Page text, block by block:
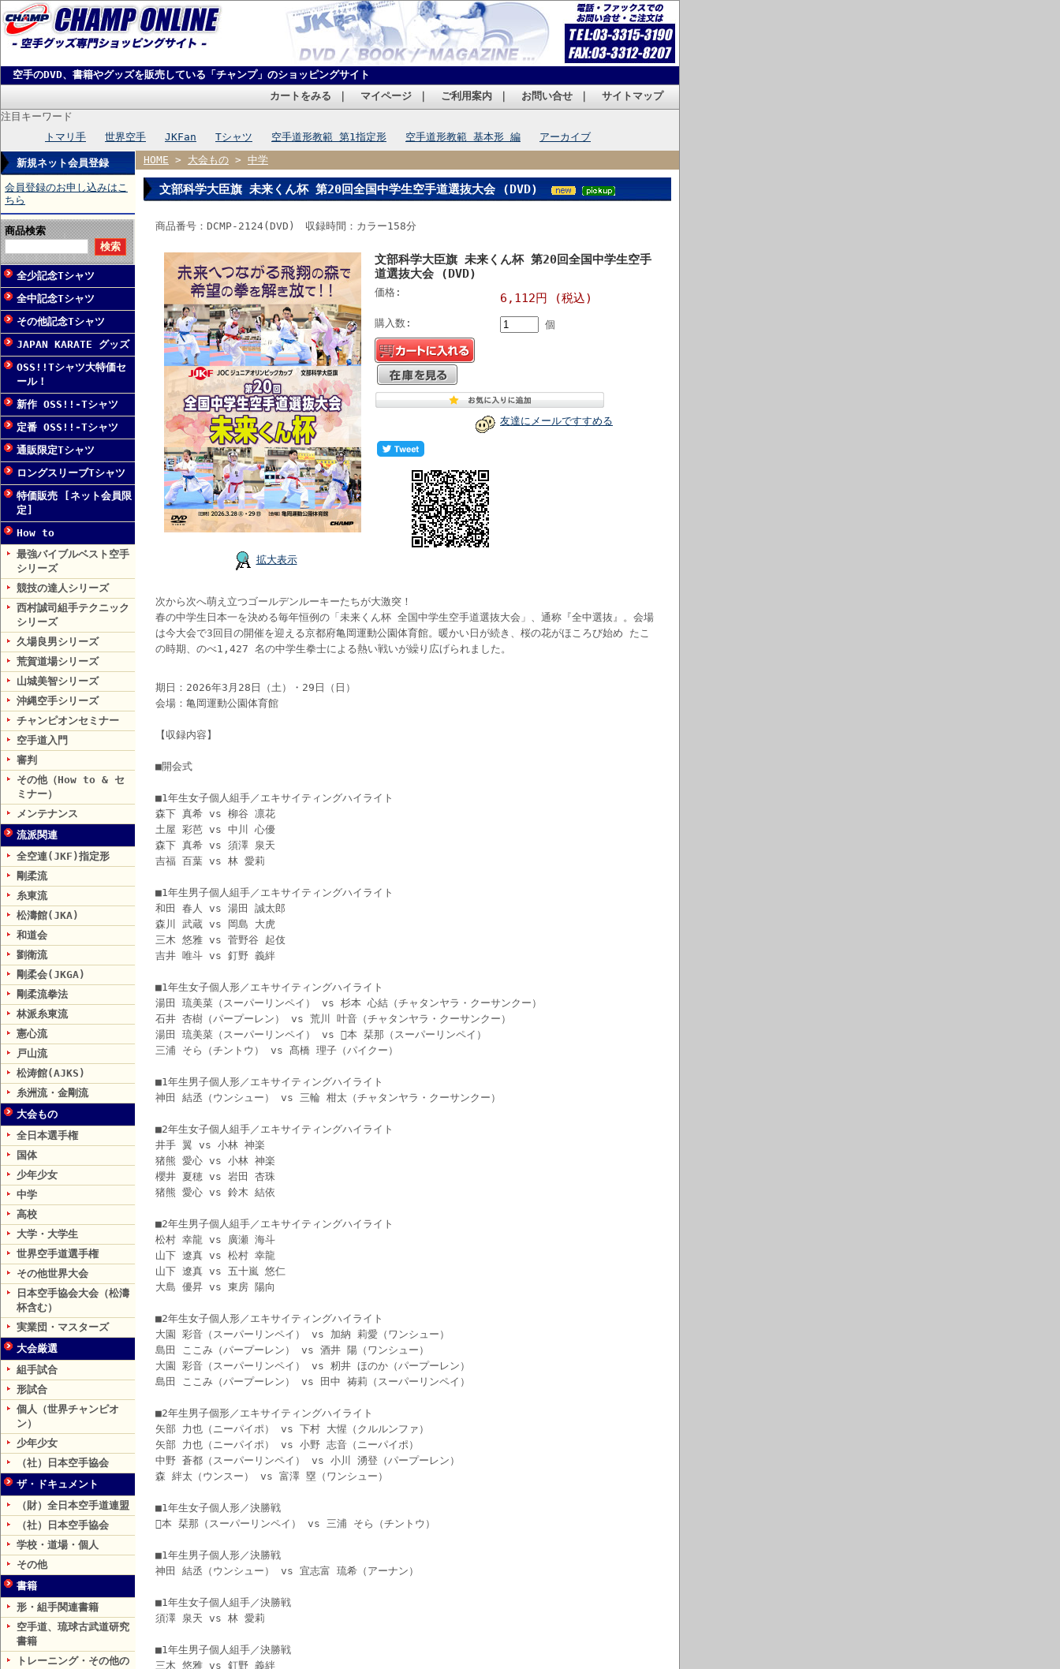
空手のDVD、書籍やグッズを販売している「チャンプ」のショッピングサイト
カートをみる
マイページ ご利用案内 お問い合せ
サイトマップ
注目キーワード
トマリ手
世界空手 JKFan Tシャツ 空手道形教範 第1指定形 空手道形教範 基本形 編 アーカイブ
新規ネット会員登録
会員登録のお申し込みはこ
ちら
商品検索
全少記念Tシャツ
全中記念Tシャツ
その他記念Tシャツ
JAPAN KARATE グッズ
OSS!!Tシャツ大特価セ
ール！
新作 OSS!!-Tシャツ
定番 OSS!!-Tシャツ
通販限定Tシャツ
ロングスリーブTシャツ
特価販売 [ネット会員限
定]
How to
最強バイブルベスト空手
シリーズ
競技の達人シリーズ
西村誠司組手テクニック
シリーズ
久場良男シリーズ
荒賀道場シリーズ
山城美智シリーズ
沖縄空手シリーズ
チャンピオンセミナー
空手道入門
審判
その他（How to & セ
ミナー）
メンテナンス
流派関連
全空連(JKF)指定形
剛柔流
糸東流
松濤館(JKA)
和道会
劉衛流
剛柔会(JKGA)
剛柔流拳法
林派糸東流
憲心流
戸山流
松涛館(AJKS)
糸洲流・金剛流
大会もの
全日本選手権
国体
少年少女
中学
高校
大学・大学生
世界空手道選手権
その他世界大会
日本空手協会大会（松濤
杯含む）
実業団・マスターズ
大会厳選
組手試合
形試合
個人（世界チャンピオ
ン）
少年少女
（社）日本空手協会
ザ・ドキュメント
（財）全日本空手道連盟
（社）日本空手協会
学校・道場・個人
その他
書籍
形・組手関連書籍
空手道、琉球古武道研究
書籍
トレーニング・その他の
HOME > 大会もの > 中学
文部科学大臣旗 未来くん杯 第20回全国中学生空手道選抜大会 (DVD)
商品番号：DCMP-2124(DVD) 収録時間：カラー158分
拡大表示
文部科学大臣旗 未来くん杯 第20回全国中学生空手
道選抜大会 (DVD)
価格: 6,112円 (税込)
購入数: 個
友達にメールですすめる
次から次へ萌え立つゴールデンルーキーたちが大激突！
春の中学生日本一を決める毎年恒例の「未来くん杯 全国中学生空手道選抜大会」、通称『全中選抜』。会場
は今大会で3回目の開催を迎える京都府亀岡運動公園体育館。暖かい日が続き、桜の花がほころび始め たこ
の時期、のべ1,427 名の中学生拳士による熱い戦いが繰り広げられました。
期日：2026年3月28日（土）・29日（日）
会場：亀岡運動公園体育館
【収録内容】
■開会式
■1年生女子個人組手／エキサイティングハイライト
森下 真希 vs 柳谷 凛花
土屋 彩芭 vs 中川 心優
森下 真希 vs 須澤 泉天
吉福 百葉 vs 林 愛莉
■1年生男子個人組手／エキサイティングハイライト
和田 春人 vs 湯田 誠太郎
森川 武蔵 vs 岡島 大虎
三木 悠雅 vs 菅野谷 起伎
吉井 唯斗 vs 釘野 義絆
■1年生女子個人形／エキサイティングハイライト
湯田 琉美菜（スーパーリンペイ） vs 杉本 心結（チャタンヤラ・クーサンクー）
石井 杏樹（パープーレン） vs 荒川 叶音（チャタンヤラ・クーサンクー）
湯田 琉美菜（スーパーリンペイ） vs 本 栞那（スーパーリンペイ）
三浦 そら（チントウ） vs 髙橋 理子（パイクー）
■1年生男子個人形／エキサイティングハイライト
神田 結丞（ウンシュー） vs 三輪 柑太（チャタンヤラ・クーサンクー）
■2年生女子個人組手／エキサイティングハイライト
井手 翼 vs 小林 神楽
猪熊 愛心 vs 小林 神楽
櫻井 夏穂 vs 岩田 杏珠
猪熊 愛心 vs 鈴木 結依
■2年生男子個人組手／エキサイティングハイライト
松村 幸龍 vs 廣瀬 海斗
山下 遼真 vs 松村 幸龍
山下 遼真 vs 五十嵐 悠仁
大島 優昇 vs 東房 陽向
■2年生女子個人形／エキサイティングハイライト
大園 彩音（スーパーリンペイ） vs 加納 莉愛（ワンシュー）
島田 ここみ（パープーレン） vs 酒井 陽（ワンシュー）
大園 彩音（スーパーリンペイ） vs 籾井 ほのか（パープーレン）
島田 ここみ（パープーレン） vs 田中 祷莉（スーパーリンペイ）
■2年生男子個形／エキサイティングハイライト
矢部 力也（ニーパイポ） vs 下村 大惺（クルルンファ）
矢部 力也（ニーパイポ） vs 小野 志音（ニーパイポ）
中野 蒼都（スーパーリンペイ） vs 小川 湧登（パープーレン）
森 絆太（ウンスー） vs 富澤 塁（ワンシュー）
■1年生女子個人形／決勝戦
本 栞那（スーパーリンペイ） vs 三浦 そら（チントウ）
■1年生男子個人形／決勝戦
神田 結丞（ウンシュー） vs 宜志富 琉希（アーナン）
■1年生女子個人組手／決勝戦
須澤 泉天 vs 林 愛莉
■1年生男子個人組手／決勝戦
三木 悠雅 vs 釘野 義絆